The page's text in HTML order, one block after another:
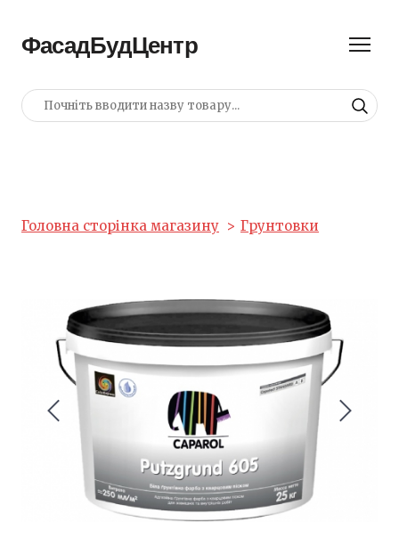
ФасадБудЦентр
Головна сторінка магазину Грунтовки